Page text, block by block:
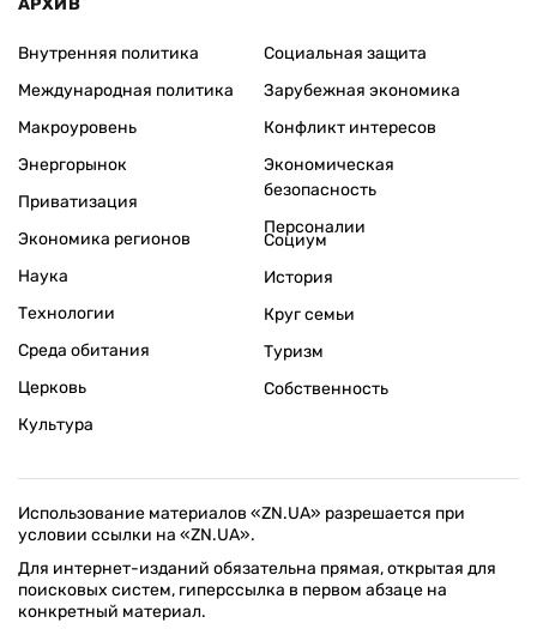
Внутренняя политика
Международная политика
Макроуровень
Энергорынок
Приватизация
Экономика регионов
Социальная защита
Зарубежная экономика
Конфликт интересов
Экономическая
безопасность
Персоналии
Наука
Технологии
Среда обитания
Церковь
Культура
Социум
История
Круг семьи
Туризм
Собственность
Использование материалов «ZN.UA» разрешается при
условии ссылки на «ZN.UA».
Для интернет-изданий обязательна прямая, открытая для
поисковых систем, гиперссылка в первом абзаце на
конкретный материал.